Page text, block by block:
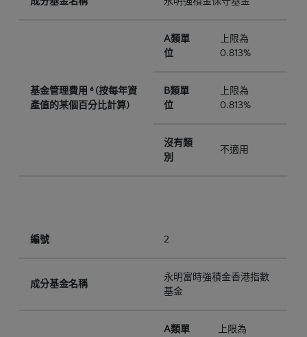
基金管理費用 ⁶ (按每年資
產值的某個百分比計算)
A類單
位
上限為
0.813%
B類單
位
上限為
0.813%
沒有類
別
不適用
編號 2
成分基金名稱
永明富時強積金香港指數
基金
A類單
上限為